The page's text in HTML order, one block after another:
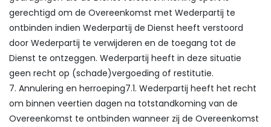
gerechtigd om de Overeenkomst met Wederpartij te
ontbinden indien Wederpartij de Dienst heeft verstoord
door Wederpartij te verwijderen en de toegang tot de
Dienst te ontzeggen. Wederpartij heeft in deze situatie
geen recht op (schade)vergoeding of restitutie.
7. Annulering en herroeping7.1. Wederpartij heeft het recht
om binnen veertien dagen na totstandkoming van de
Overeenkomst te ontbinden wanneer zij de Overeenkomst